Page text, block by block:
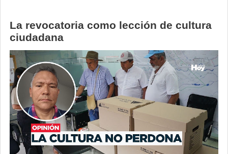
La revocatoria como lección de cultura
ciudadana